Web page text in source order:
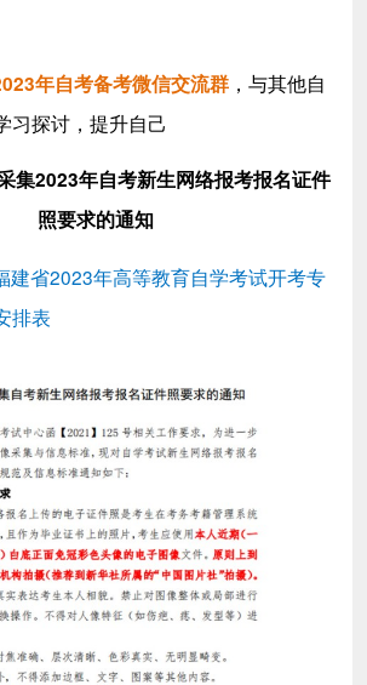
年自考备考微信交流群，与其他自
习探讨，提升自己
集2023年自考新生网络报考报名证件
照要求的通知
建省2023年高等教育自学考试开考专
排表